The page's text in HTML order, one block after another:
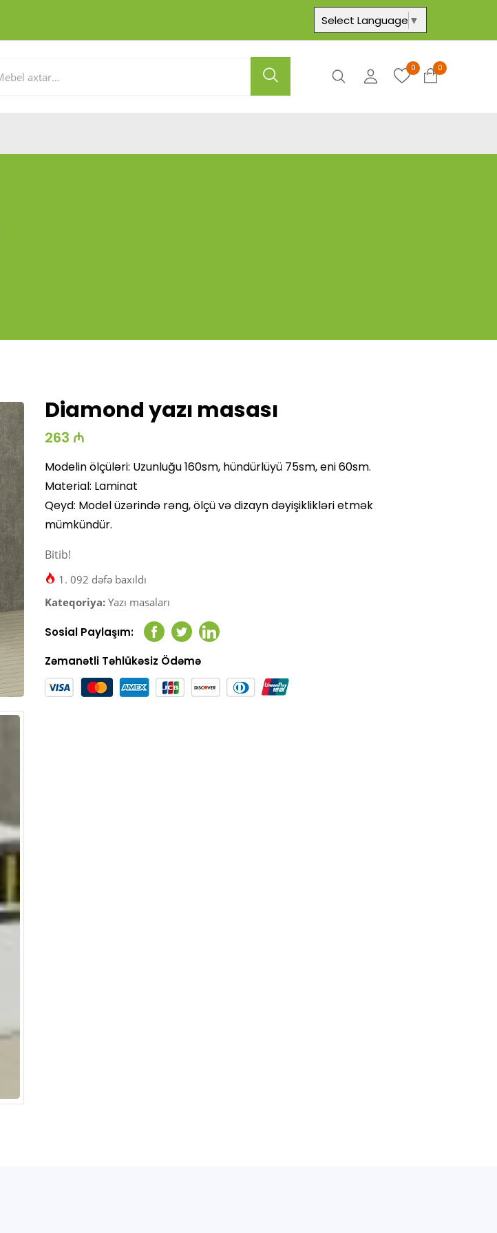
Select Language ▼
Axtar Hesabım
0 0
Media
Diamond yazı masası
263 ₼
Modelin ölçüləri: Uzunluğu 160sm, hündürlüyü 75sm, eni 60sm.
Material: Laminat
Qeyd: Model üzərində rəng, ölçü və dizayn dəyişiklikləri etmək
mümkündür.
Bitib!
1. 092 dəfə baxıldı
Kateqoriya: Yazı masaları
Sosial Paylaşım: Facebook
TwitterLinkedin
Zəmanətli Təhlükəsiz Ödəmə